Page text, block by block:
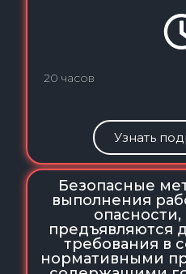
20 часов
Узнать
Безопасные
выполнения
предъявляются
требования в
нормативными